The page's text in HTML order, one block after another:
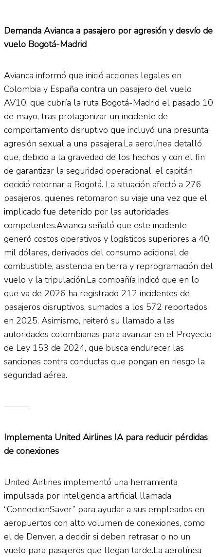
View All Result
Demanda Avianca a pasajero por agresión y desvío de
vuelo Bogotá-Madrid
Avianca informó que inició acciones legales en
Colombia y España contra un pasajero del vuelo
AV10, que cubría la ruta Bogotá-Madrid el pasado 10
de mayo, tras protagonizar un incidente de
comportamiento disruptivo que incluyó una presunta
agresión sexual a una pasajera.La aerolínea detalló
que, debido a la gravedad de los hechos y con el fin
de garantizar la seguridad operacional, el capitán
decidió retornar a Bogotá. La situación afectó a 276
pasajeros, quienes retomaron su viaje una vez que el
implicado fue detenido por las autoridades
competentes.Avianca señaló que este incidente
generó costos operativos y logísticos superiores a 40
mil dólares, derivados del consumo adicional de
combustible, asistencia en tierra y reprogramación del
vuelo y la tripulación.La compañía indicó que en lo
que va de 2026 ha registrado 212 incidentes de
pasajeros disruptivos, sumados a los 572 reportados
en 2025. Asimismo, reiteró su llamado a las
autoridades colombianas para avanzar en el Proyecto
de Ley 153 de 2024, que busca endurecer las
sanciones contra conductas que pongan en riesgo la
seguridad aérea.
———
Implementa United Airlines IA para reducir pérdidas
de conexiones
United Airlines implementó una herramienta
impulsada por inteligencia artificial llamada
“ConnectionSaver” para ayudar a sus empleados en
aeropuertos con alto volumen de conexiones, como
el de Denver, a decidir si deben retrasar o no un
vuelo para pasajeros que llegan tarde.La aerolínea